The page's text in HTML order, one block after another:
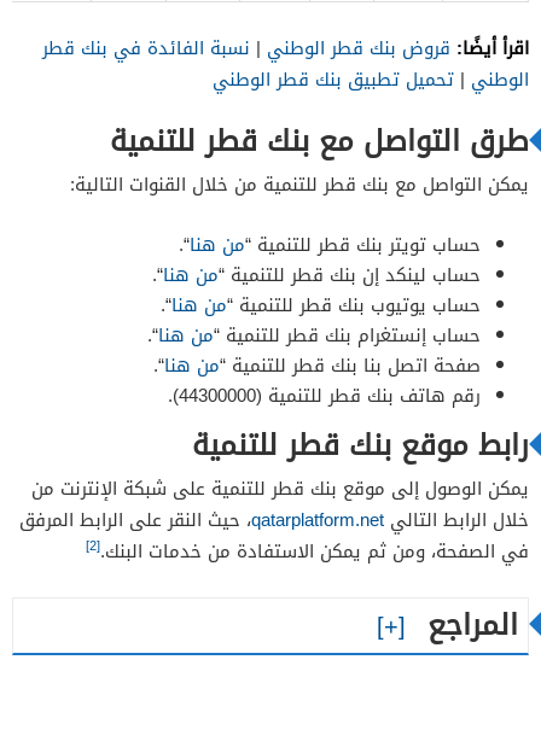
اقرأ أيضًا: قروض بنك قطر الوطني | نسبة الفائدة في بنك قطر
الوطني | تحميل تطبيق بنك قطر الوطني
طرق التواصل مع بنك قطر للتنمية
يمكن التواصل مع بنك قطر للتنمية من خلال القنوات التالية:
حساب تويتر بنك قطر للتنمية “من هنا“.
حساب لينكد إن بنك قطر للتنمية “من هنا“.
حساب يوتيوب بنك قطر للتنمية “من هنا“.
حساب إنستغرام بنك قطر للتنمية “من هنا“.
صفحة اتصل بنا بنك قطر للتنمية “من هنا“.
رقم هاتف بنك قطر للتنمية (44300000).
رابط موقع بنك قطر للتنمية
يمكن الوصول إلى موقع بنك قطر للتنمية على شبكة الإنترنت من
خلال الرابط التالي qatarplatform.net، حيث النقر على الرابط المرفق
في الصفحة، ومن ثم يمكن الاستفادة من خدمات البنك.[2]
المراجع